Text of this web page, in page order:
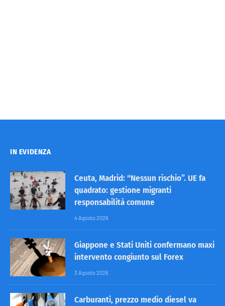
IN EVIDENZA
Ceuta, Madrid: “Nessun rischio”. UE fa
quadrato: gestione migranti
responsabilità comune
4 Agosto 2026
Giappone e Stati Uniti confermano maxi
intervento congiunto sul Forex
3 Agosto 2026
Carburanti, prezzo medio diesel va